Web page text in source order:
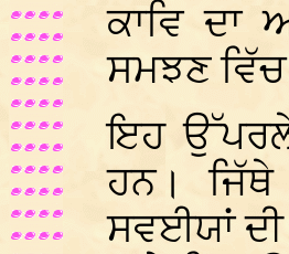
ਕਾਵਿ ਦਾ
ਸਮਝਣ
ਇਹ
ਹਨ।
ਸਵਈਯਾਂ ਦੀ